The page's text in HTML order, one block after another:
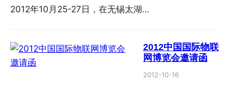
2012年10月25-27日，在无锡太湖…
2012中国国际物联
网博览会邀请函
2012-10-16